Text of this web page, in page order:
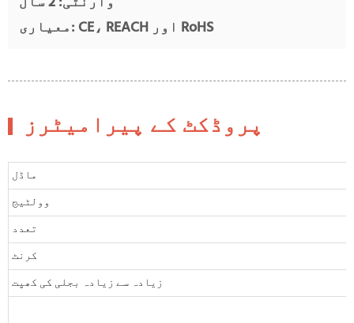
معیاری: CE، REACH اور RoHS
پروڈکٹ کے پیرامیٹرز
ماڈل
وولٹیج
تعدد
کرنٹ
زیادہ سے زیادہ بجلی کی کھپت